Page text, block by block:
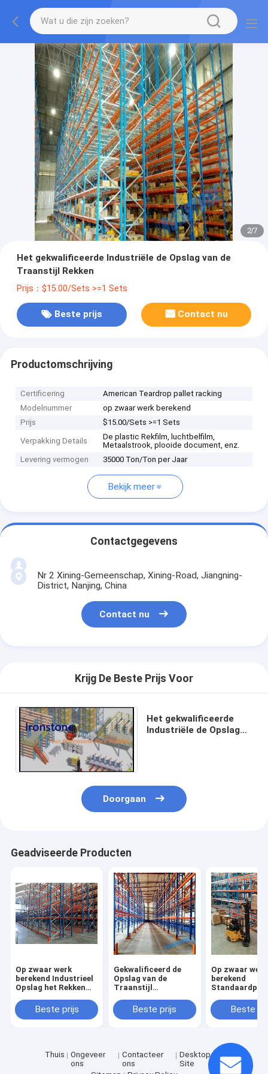
2/7
Het gekwalificeerde Industriële de Opslag van de
Traanstijl Rekken
Prijs：$15.00/Sets >=1 Sets
Beste prijs Contact nu
Productomschrijving
Certificering
American Teardrop pallet racking
Modelnummer
op zwaar werk berekend
Prijs
$15.00/Sets >=1 Sets
Verpakking Details
De plastic Rekfilm, luchtbelfilm,
Metaalstrook, plooide document, enz.
Levering vermogen
35000 Ton/Ton per Jaar
Bekijk meer
Contactgegevens
Nr 2 Xining-Gemeenschap, Xining-Road, Jiangning-
District, Nanjing, China
Contact nu
Krijg De Beste Prijs Voor
Het gekwalificeerde
Industriële de Opslag
Doorgaan
Geadviseerde Producten
Op zwaar werk
berekend Industrieel
Opslag het Rekken
Opschortend het
Rekken Systeem
Beste prijs
Gekwalificeerd de
Opslag van de
Traanstijl
Rekken Staal
Beste prijs
Op zwaar werk
berekend
Rekken
Sterke
Beste
Thuis
Ongeveer
ons
Contacteer
ons
Desktop
Site